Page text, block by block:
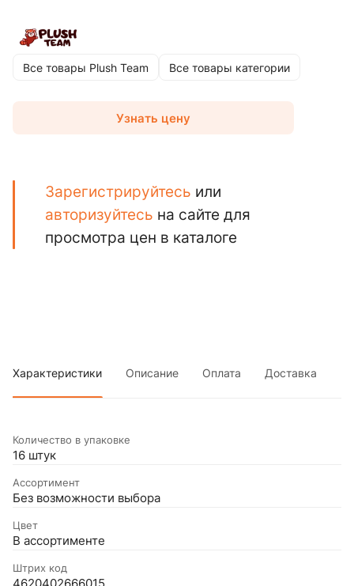
Все товары Plush Team Все товары категории
Узнать цену
Зарегистрируйтесь или
авторизуйтесь на сайте для
просмотра цен в каталоге
Характеристики Описание Оплата Доставка
Количество в упаковке
16 штук
Ассортимент
Без возможности выбора
Цвет
В ассортименте
Штрих код